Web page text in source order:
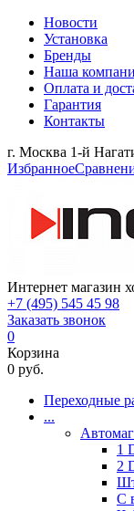
Новости
Установка
Бренды
Наша
Оплата и
Гарантия
Контакты
г. Москва 1-й
Избранное
Интернет магазин
+7 (495) 545 45 98
Заказать звонок
0
Корзина
0 руб.
Переходные
...
1
2
С